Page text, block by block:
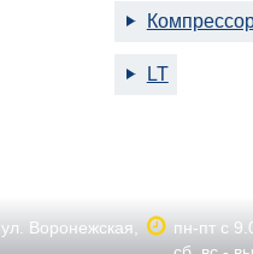
LT
ул. Воронежская,
пн-пт с